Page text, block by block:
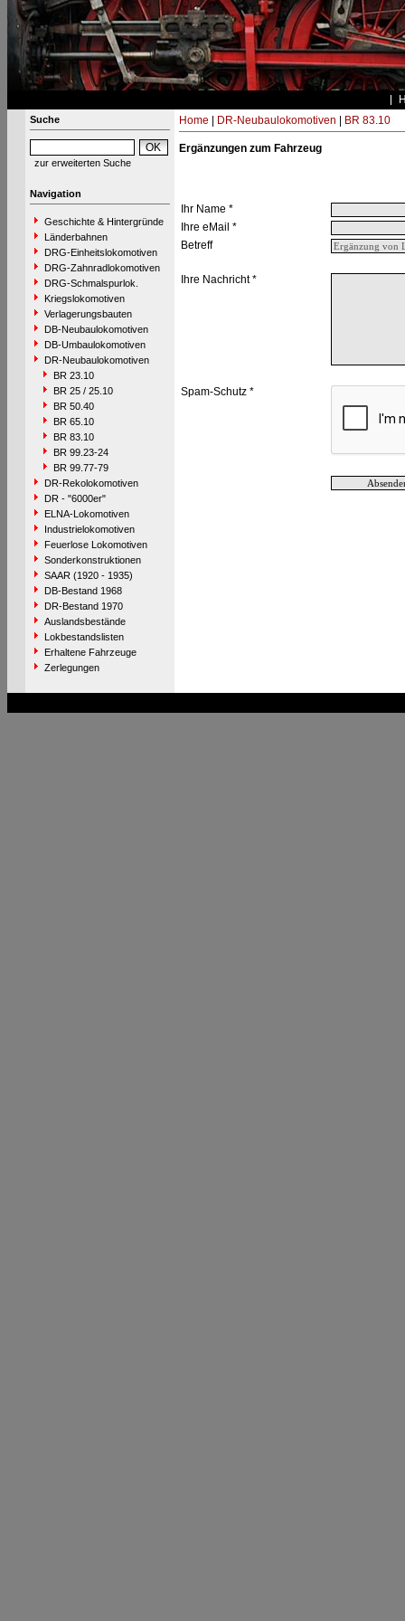
Suche
zur erweiterten Suche
Navigation
Geschichte & Hintergründe
Länderbahnen
DRG-Einheitslokomotiven
DRG-Zahnradlokomotiven
DRG-Schmalspurlok.
Kriegslokomotiven
Verlagerungsbauten
DB-Neubaulokomotiven
DB-Umbaulokomotiven
DR-Neubaulokomotiven
BR 23.10
BR 25 / 25.10
BR 50.40
BR 65.10
BR 83.10
BR 99.23-24
BR 99.77-79
DR-Rekolokomotiven
DR - "6000er"
ELNA-Lokomotiven
Industrielokomotiven
Feuerlose Lokomotiven
Sonderkonstruktionen
SAAR (1920 - 1935)
DB-Bestand 1968
DR-Bestand 1970
Auslandsbestände
Lokbestandslisten
Erhaltene Fahrzeuge
Zerlegungen
Home DR-Neubaulokomotiven BR 83.10
Ergänzungen zum Fahrzeug
Ihr Name *
Ihre eMail *
Betreff
Ihre Nachricht *
Spam-Schutz *